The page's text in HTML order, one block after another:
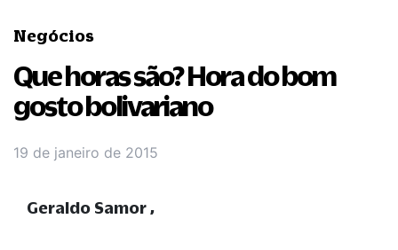
Negócios
Que horas são? Hora do bom
gosto bolivariano
19 de janeiro de 2015
Geraldo Samor